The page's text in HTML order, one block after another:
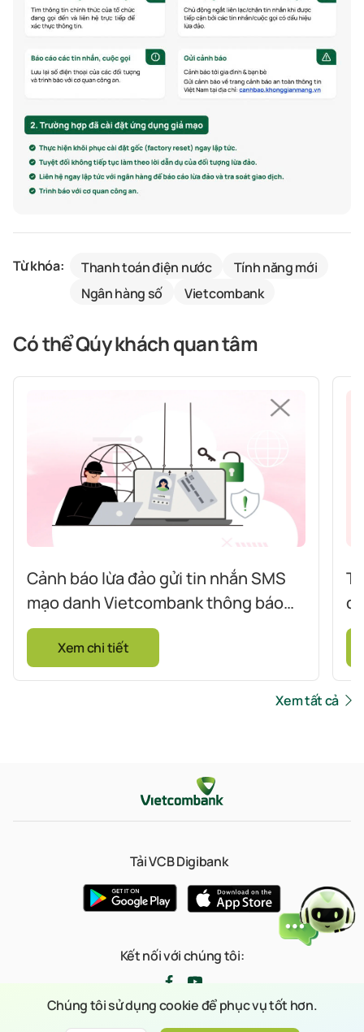
Từ khóa: Thanh toán điện nước
Tính năng mới
Ngân hàng số
Vietcombank
Có thể Qúy khách quan tâm
Cảnh báo lừa đảo gửi tin nhắn SMS
mạo danh Vietcombank thông báo
điểm thưởng hết hạn, hướng dẫn đổi
quà để đánh cắp thông tin thẻ
Xem chi tiết
Xem tất cả
Tải VCB Digibank
Kết nối với chúng tôi:
Chúng tôi sử dụng cookie để phục vụ tốt hơn.